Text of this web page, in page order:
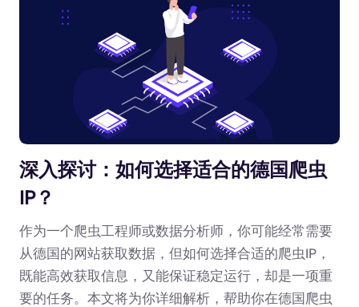
深入探讨：如何选择适合的德国爬虫
IP？
作为一个爬虫工程师或数据分析师，你可能经常需要
从德国的网站获取数据，但如何选择合适的爬虫IP，
既能高效获取信息，又能保证稳定运行，却是一项重
要的任务。本文将为你详细解析，帮助你在德国爬虫